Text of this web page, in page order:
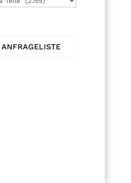
ANFRAGELISTE